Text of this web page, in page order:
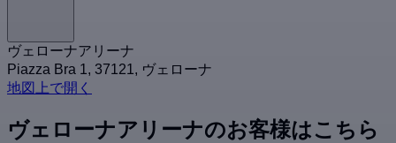
ヴェローナアリーナ
Piazza Bra 1, 37121, ヴェローナ
地図上で開く
ヴェローナアリーナのお客様はこちら